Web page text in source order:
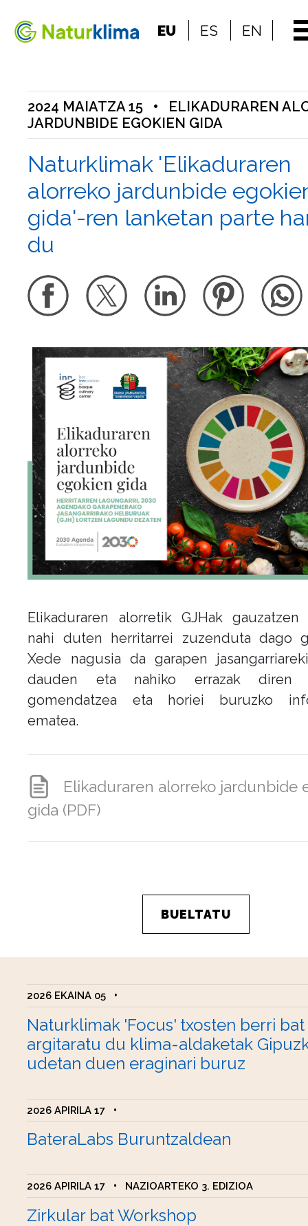
Edukietara jo
EU ES EN
2024 MAIATZA 15 • ELIKADURAREN
JARDUNBIDE EGOKIEN GIDA
Naturklimak 'Elikaduraren
alorreko jardunbide
gida'-ren lanketan parte
du
Elikaduraren alorretik GJHak
nahi duten herritarrei zuzenduta dago
Xede nagusia da garapen
dauden eta nahiko errazak diren
gomendatzea eta horiei buruzko
ematea.
Elikaduraren alorreko jardunbide
gida (PDF)
BUELTATU
2026 EKAINA 05 •
Naturklimak 'Focus' txosten berri bat
argitaratu du klima-aldaketak
udetan duen eraginari buruz
2026 APIRILA 17 •
BateraLabs Buruntzaldean
2026 APIRILA 17 • NAZIOARTEKO 3. EDIZIOA
Zirkular bat Workshop